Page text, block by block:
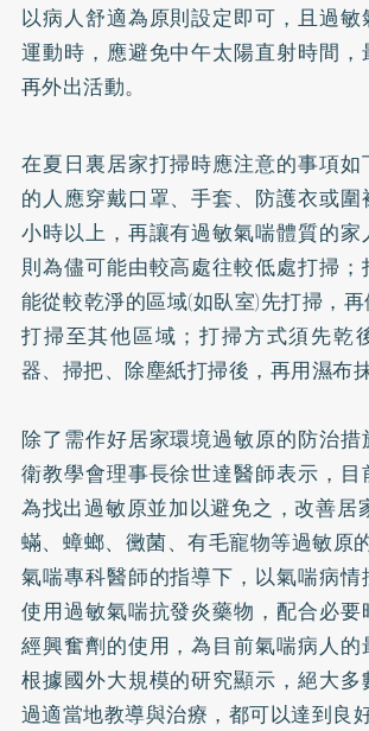
以病人舒適為原則設定即可，且過
運動時，應避免中午太陽直射時間
再外出活動。
在夏日裏居家打掃時應注意的事項
的人應穿戴口罩、手套、防護衣或
小時以上，再讓有過敏氣喘體質的
則為儘可能由較高處往較低處打掃
能從較乾淨的區域(如臥室)先打掃，
打掃至其他區域；打掃方式須先乾
器、掃把、除塵紙打掃後，再用濕布抹
除了需作好居家環境過敏原的防治
衛教學會理事長徐世達醫師表示，
為找出過敏原並加以避免之，改善居
蟎、蟑螂、黴菌、有毛寵物等過敏原
氣喘專科醫師的指導下，以氣喘病
使用過敏氣喘抗發炎藥物，配合必
經興奮劑的使用，為目前氣喘病人的
根據國外大規模的研究顯示，絕大
過適當地教導與治療，都可以達到良